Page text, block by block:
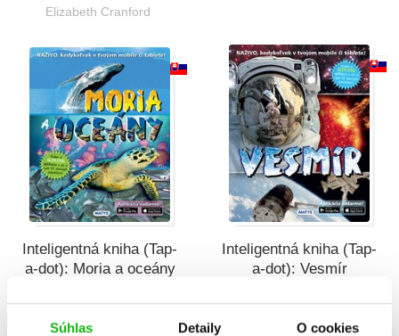
Súhlas Detaily O cookies
Elizabeth Cranford
Inteligentná kniha (Tap-
a-dot): Moria a oceány
Inteligentná kniha (Tap-
a-dot): Vesmír